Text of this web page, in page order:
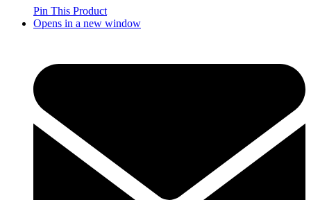
Pin This Product
Opens in a new window